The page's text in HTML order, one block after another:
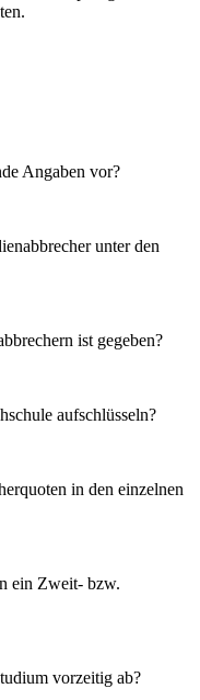
Angaben vor?
unter den
ist gegeben?
aufschlüsseln?
in den einzelnen
ein Zweit- bzw.
vorzeitig ab?